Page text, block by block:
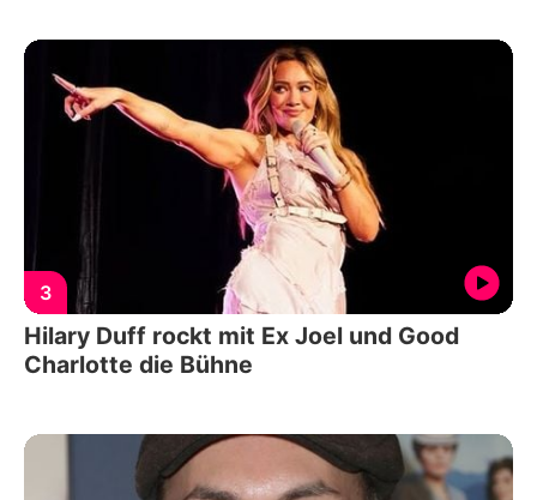
3
Hilary Duff rockt mit Ex Joel und Good
Charlotte die Bühne